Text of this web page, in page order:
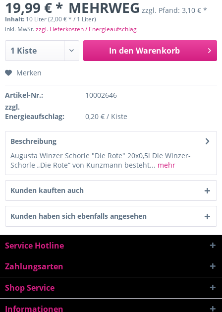
19,99 € * MEHRWEG zzgl. Pfand: 3,10 € *
Inhalt: 10 Liter (2,00 € * / 1 Liter)
inkl. MwSt.zzgl. Lieferkosten / Energieaufschlag
In den Warenkorb
Merken
Artikel-Nr.:
10002646
zzgl.
Energieaufschlag:
0,20 € / Kiste
Beschreibung
Augusta Winzer Schorle "Die Rote" 20x0,5l Die Winzer-
Schorle „Die Rote“ von Kunzmann besteht... mehr
Kunden kauften auch
Kunden haben sich ebenfalls angesehen
Service Hotline
Zahlungsarten
Shop Service
Informationen